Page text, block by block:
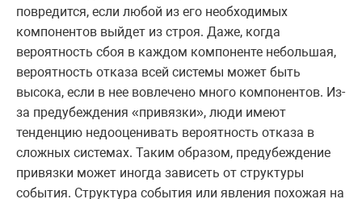
повредится, если любой из его необходимых
компонентов выйдет из строя. Даже, когда
вероятность сбоя в каждом компоненте небольшая,
вероятность отказа всей системы может быть
высока, если в нее вовлечено много компонентов. Из-
за предубеждения «привязки», люди имеют
тенденцию недооценивать вероятность отказа в
сложных системах. Таким образом, предубеждение
привязки может иногда зависеть от структуры
события. Структура события или явления похожая на